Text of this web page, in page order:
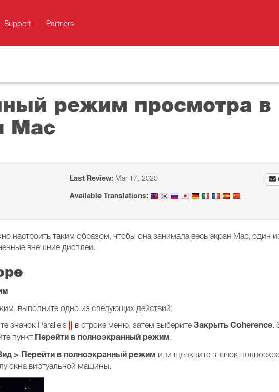
Support Partners
режим просмотра в
Mac
Last Review: Mar 17, 2020
Available Translations:
настроить таким образом, чтобы она занимала весь экран Mac, один
внешние дисплеи.
выполните одно из следующих действий:
значок Parallels
в строке меню, затем выберите Закрыть Coherence.
пункт Перейти в полноэкранный режим.
> Перейти в полноэкранный режим или щелкните значок
окна виртуальной машины.